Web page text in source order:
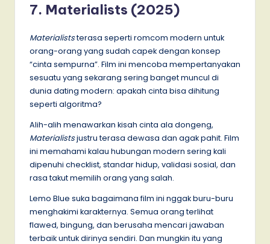
7. Materialists (2025)
Materialiststerasa seperti romcom modern untuk
orang-orang yang sudah capek dengan konsep
“cinta sempurna”. Film ini mencoba mempertanyakan
sesuatu yang sekarang sering banget muncul di
dunia dating modern: apakah cinta bisa dihitung
seperti algoritma?
Alih-alih menawarkan kisah cinta ala dongeng,
Materialistsjustru terasa dewasa dan agak pahit. Film
ini memahami kalau hubungan modern sering kali
dipenuhi checklist, standar hidup, validasi sosial, dan
rasa takut memilih orang yang salah.
Lemo Blue suka bagaimana film ini nggak buru-buru
menghakimi karakternya. Semua orang terlihat
flawed, bingung, dan berusaha mencari jawaban
terbaik untuk dirinya sendiri. Dan mungkin itu yang